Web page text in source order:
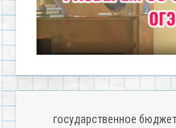
государственное